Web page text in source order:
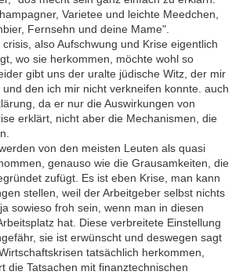
Varietee und leichte Meedchen,
Fernsehn und deine Mame".
also Aufschwung und Krise eigentlich
wo sie herkommen, möchte wohl so
gibt uns der uralte jüdische Witz, der mir
den ich mir nicht verkneifen konnte. auch
da er nur die Auswirkungen von
erklärt, nicht aber die Mechanismen, die
von den meisten Leuten als quasi
genauso wie die Grausamkeiten, die
zufügt. Es ist eben Krise, man kann
stellen, weil der Arbeitgeber selbst nichts
sowieso froh sein, wenn man in diesen
hat. Diese verbreitete Einstellung
sie ist erwünscht und deswegen sagt
tatsächlich herkommen,
die Tatsachen mit finanztechnischen